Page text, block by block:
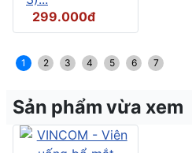
299.000đ
1 2 3 4 5 6 7
Sản phẩm vừa xem